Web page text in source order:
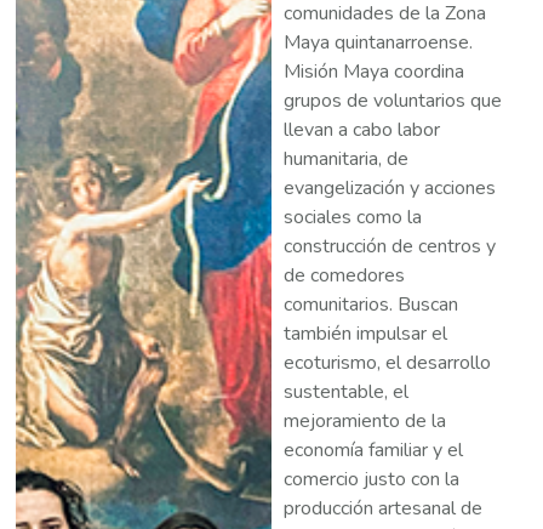
comunidades de la Zona
Maya quintanarroense.
Misión Maya coordina
grupos de voluntarios que
llevan a cabo labor
humanitaria, de
evangelización y acciones
sociales como la
construcción de centros y
de comedores
comunitarios. Buscan
también impulsar el
ecoturismo, el desarrollo
sustentable, el
mejoramiento de la
economía familiar y el
comercio justo con la
producción artesanal de